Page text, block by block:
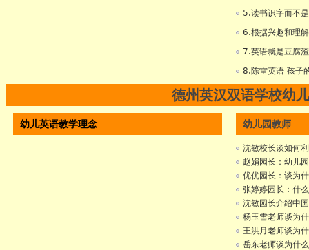
5.读书识字而不
6.根据兴趣和理
7.英语就是豆腐
8.陈雷英语 孩子
德州英汉双语学校幼
幼儿英语教学理念 幼儿园教师
沈敏校长谈如何
赵娟园长：幼儿
优优园长：谈为
张婷婷园长：什
沈敏园长介绍中
杨玉雪老师谈为
王洪月老师谈为
岳东老师谈为什